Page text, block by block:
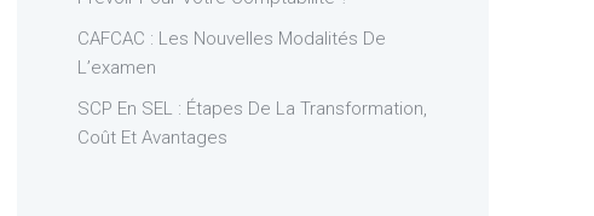
CAFCAC : Les Nouvelles Modalités De
L’examen
SCP En SEL : Étapes De La Transformation,
Coût Et Avantages